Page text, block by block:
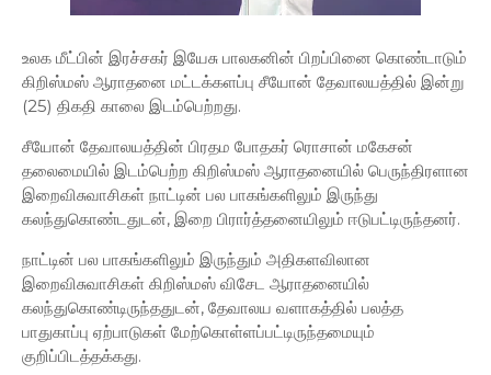
உலக மீட்பின் இரச்சகர் இயேசு பாலகனின் பிறப்பினை கொண்டாடும்
கிறிஸ்மஸ் ஆராதனை மட்டக்களப்பு சீயோன் தேவாலயத்தில் இன்று
(25) திகதி காலை இடம்பெற்றது.
சீயோன் தேவாலயத்தின் பிரதம போதகர் ரொசான் மகேசன்
தலைமையில் இடம்பெற்ற கிறிஸ்மஸ் ஆராதனையில் பெருந்திரளான
இறைவிசுவாசிகள் நாட்டின் பல பாகங்களிலும் இருந்து
கலந்துகொண்டதுடன், இறை பிரார்த்தனையிலும் ஈடுபட்டிருந்தனர்.
நாட்டின் பல பாகங்களிலும் இருந்தும் அதிகளவிலான
இறைவிசுவாசிகள் கிறிஸ்மஸ் விசேட ஆராதனையில்
கலந்துகொண்டிருந்ததுடன், தேவாலய வளாகத்தில் பலத்த
பாதுகாப்பு ஏற்பாடுகள் மேற்கொள்ளப்பட்டிருந்தமையும்
குறிப்பிடத்தக்கது.